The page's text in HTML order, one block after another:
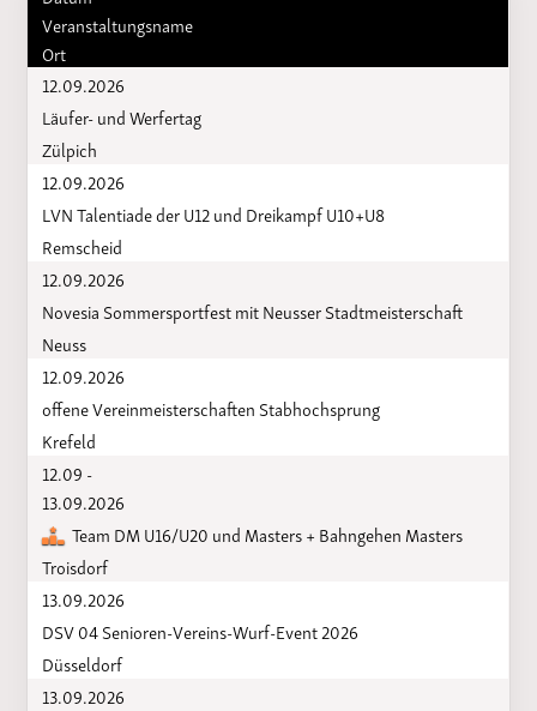
Veranstaltungsname
Ort
12.09.2026
Läufer- und Werfertag
Zülpich
12.09.2026
LVN Talentiade der U12 und Dreikampf U10+U8
Remscheid
12.09.2026
Novesia Sommersportfest mit Neusser Stadtmeisterschaft
Neuss
12.09.2026
offene Vereinmeisterschaften Stabhochsprung
Krefeld
12.09 -
13.09.2026
Team DM U16/U20 und Masters + Bahngehen Masters
Troisdorf
13.09.2026
DSV 04 Senioren-Vereins-Wurf-Event 2026
Düsseldorf
13.09.2026